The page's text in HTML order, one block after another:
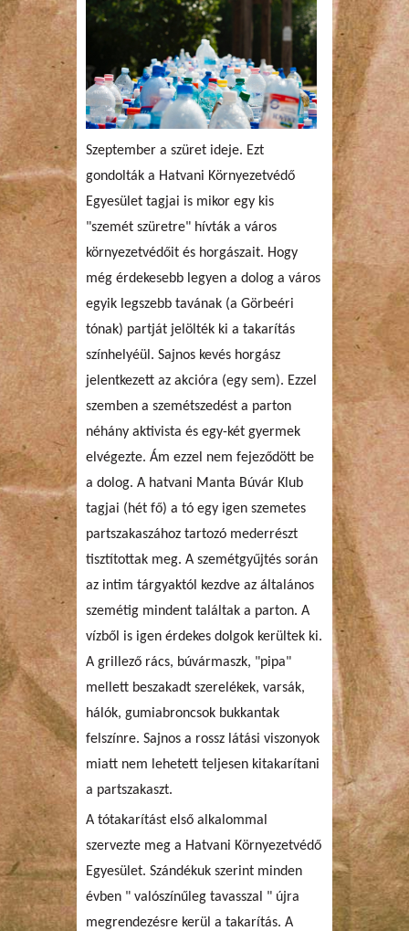
Szeptember a szüret ideje. Ezt
gondolták a Hatvani Környezetvédő
Egyesület tagjai is mikor egy kis
"szemét szüretre" hívták a város
környezetvédőit és horgászait. Hogy
még érdekesebb legyen a dolog a város
egyik legszebb tavának (a Görbeéri
tónak) partját jelölték ki a takarítás
színhelyéül. Sajnos kevés horgász
jelentkezett az akcióra (egy sem). Ezzel
szemben a szemétszedést a parton
néhány aktivista és egy-két gyermek
elvégezte. Ám ezzel nem fejeződött be
a dolog. A hatvani Manta Búvár Klub
tagjai (hét fő) a tó egy igen szemetes
partszakaszához tartozó mederrészt
tisztítottak meg. A szemétgyűjtés során
az intim tárgyaktól kezdve az általános
szemétig mindent találtak a parton. A
vízből is igen érdekes dolgok kerültek ki.
A grillező rács, búvármaszk, "pipa"
mellett beszakadt szerelékek, varsák,
hálók, gumiabroncsok bukkantak
felszínre. Sajnos a rossz látási viszonyok
miatt nem lehetett teljesen kitakarítani
a partszakaszt.
A tótakarítást első alkalommal
szervezte meg a Hatvani Környezetvédő
Egyesület. Szándékuk szerint minden
évben " valószínűleg tavasszal " újra
megrendezésre kerül a takarítás. A